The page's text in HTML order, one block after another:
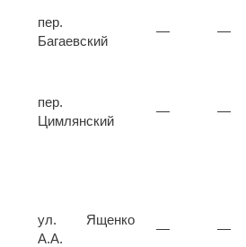
пер.
Багаевский
— —
пер.
Цимлянский
— —
ул. Ященко
А.А.
— —